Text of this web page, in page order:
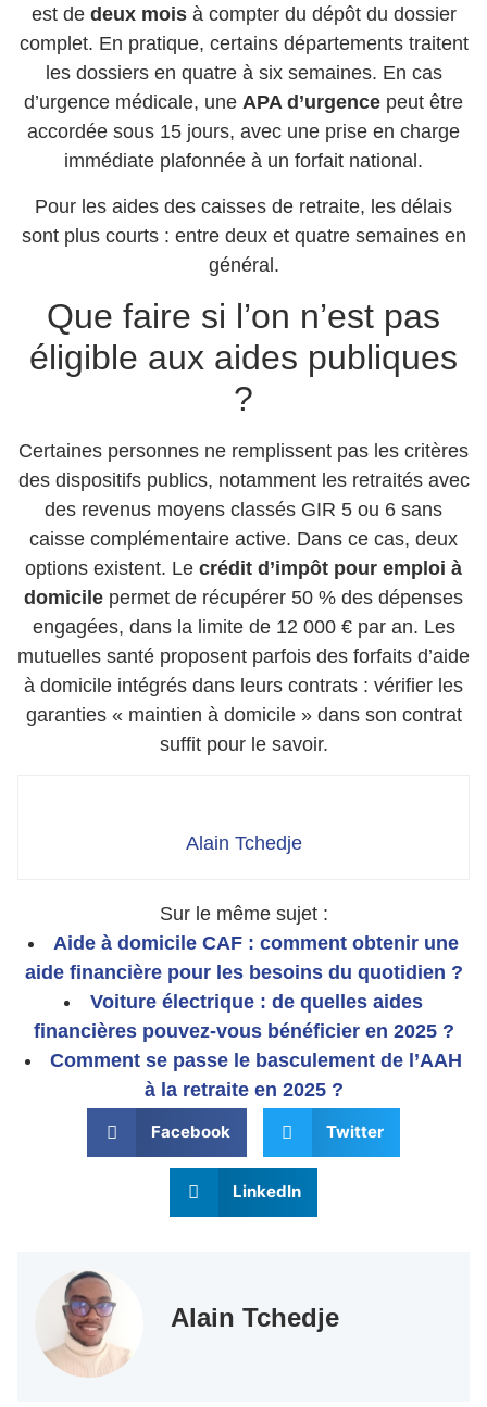
est de deux moisà compter du dépôt du dossier
complet. En pratique, certains départements traitent
les dossiers en quatre à six semaines. En cas
d’urgence médicale, une APA d’urgence peut être
accordée sous 15 jours, avec une prise en charge
immédiate plafonnée à un forfait national.
Pour les aides des caisses de retraite, les délais
sont plus courts : entre deux et quatre semaines en
général.
Que faire si l’on n’est pas
éligible aux aides publiques
?
Certaines personnes ne remplissent pas les critères
des dispositifs publics, notamment les retraités avec
des revenus moyens classés GIR 5 ou 6 sans
caisse complémentaire active. Dans ce cas, deux
options existent. Le crédit d’impôt pour emploi à
domicile permet de récupérer 50 % des dépenses
engagées, dans la limite de 12 000 € par an. Les
mutuelles santé proposent parfois des forfaits d’aide
à domicile intégrés dans leurs contrats : vérifier les
garanties « maintien à domicile » dans son contrat
suffit pour le savoir.
Alain Tchedje
Sur le même sujet :
Aide à domicile CAF : comment obtenir une
aide financière pour les besoins du quotidien ?
Voiture électrique : de quelles aides
financières pouvez-vous bénéficier en 2025 ?
Comment se passe le basculement de l’AAH
à la retraite en 2025 ?
Facebook Twitter
LinkedIn
Alain Tchedje